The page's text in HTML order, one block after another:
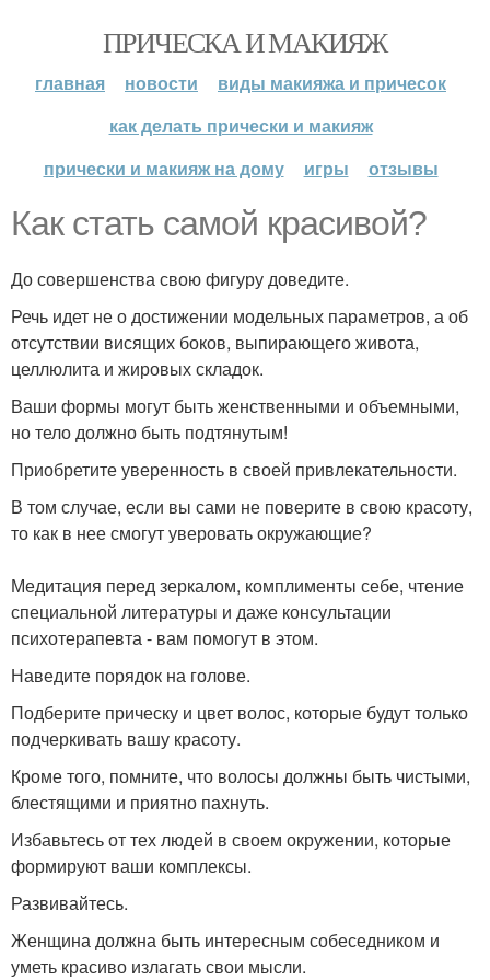
ПРИЧЕСКА И МАКИЯЖ
главная новости
виды макияжа и причесок
как делать прически и макияж
прически и макияж на дому
игры отзывы
Как стать самой красивой?
До совершенства свою фигуру доведите.
Речь идет не о достижении модельных параметров, а об
отсутствии висящих боков, выпирающего живота,
целлюлита и жировых складок.
Ваши формы могут быть женственными и объемными,
но тело должно быть подтянутым!
Приобретите уверенность в своей привлекательности.
В том случае, если вы сами не поверите в свою красоту,
то как в нее смогут уверовать окружающие?
Медитация перед зеркалом, комплименты себе, чтение
специальной литературы и даже консультации
психотерапевта - вам помогут в этом.
Наведите порядок на голове.
Подберите прическу и цвет волос, которые будут только
подчеркивать вашу красоту.
Кроме того, помните, что волосы должны быть чистыми,
блестящими и приятно пахнуть.
Избавьтесь от тех людей в своем окружении, которые
формируют ваши комплексы.
Развивайтесь.
Женщина должна быть интересным собеседником и
уметь красиво излагать свои мысли.